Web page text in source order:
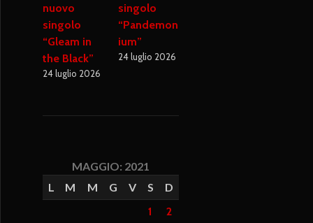
nuovo
singolo
“Gleam in
the Black”
24 luglio 2026
singolo
“Pandemon
ium”
24 luglio 2026
MAGGIO: 2021
L
M M G V S
D
1
2